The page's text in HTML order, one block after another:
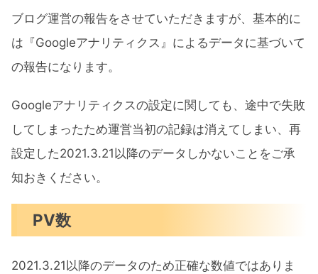
ブログをはじめて良かったこと
自分の知識を深めることができる
たくさんの人に記事を読んでもらえる
ようになった
ブログ運営報告まとめ
ブログ運営の報告をさせていただきますが、基本的に
は『Googleアナリティクス』によるデータに基づいて
の報告になります。
Googleアナリティクスの設定に関しても、途中で失敗
してしまったため運営当初の記録は消えてしまい、再
設定した2021.3.21以降のデータしかないことをご承
知おきください。
PV数
2021.3.21以降のデータのため正確な数値ではありま